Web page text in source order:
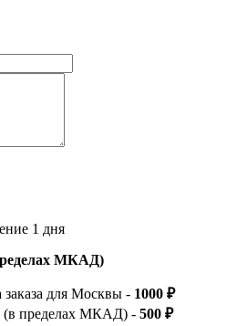
1 дня
МКАД)
для Москвы - 1000 ₽
(в пределах МКАД) - 500 ₽